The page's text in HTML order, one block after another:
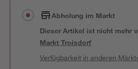
Abholung im Markt
Dieser Artikel ist nicht mehr
MarktTroisdorf
Verfügbarkeit in anderen